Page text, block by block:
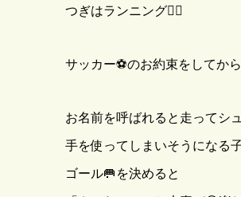
つぎはランニング🏃‍♂‍
サッカー⚽️のお約束をしてか
お名前を呼ばれると走ってシ
手を使ってしまいそうになる
ゴール🥅を決めると